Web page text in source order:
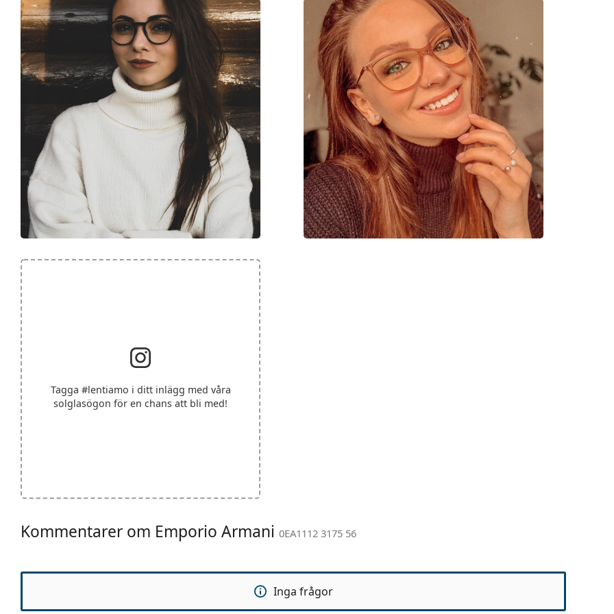
Tagga #lentiamo i ditt inlägg med våra
solglasögon för en chans att bli med!
Kommentarer om Emporio Armani 0EA1112 3175 56
Inga frågor